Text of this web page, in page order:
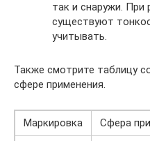
так и снаружи. При
существуют
учитывать.
Также смотрите таблицу
сфере применения.
Маркировка Сфера